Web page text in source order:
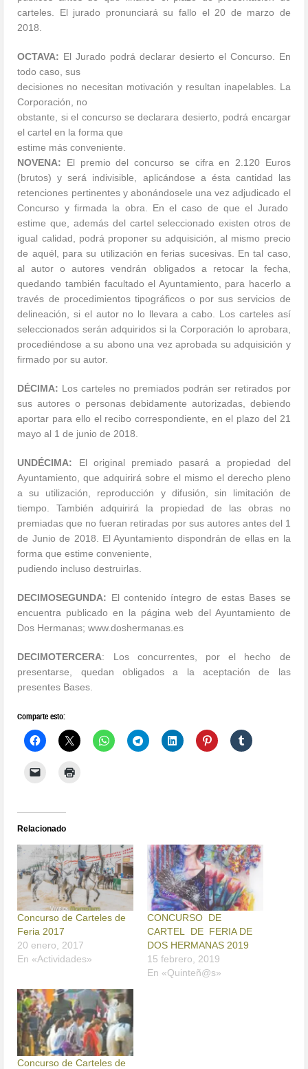
carteles. El jurado pronunciará su fallo el 20 de marzo de
2018.
OCTAVA: El Jurado podrá declarar desierto el Concurso. En
todo caso, sus
decisiones no necesitan motivación y resultan inapelables. La
Corporación, no
obstante, si el concurso se declarara desierto, podrá encargar
el cartel en la forma que
estime más conveniente.
NOVENA: El premio del concurso se cifra en 2.120 Euros
(brutos) y será indivisible, aplicándose a ésta cantidad las
retenciones pertinentes y abonándosele una vez adjudicado el
Concurso y firmada la obra. En el caso de que el Jurado
estime que, además del cartel seleccionado existen otros de
igual calidad, podrá proponer su adquisición, al mismo precio
de aquél, para su utilización en ferias sucesivas. En tal caso,
al autor o autores vendrán obligados a retocar la fecha,
quedando también facultado el Ayuntamiento, para hacerlo a
través de procedimientos tipográficos o por sus servicios de
delineación, si el autor no lo llevara a cabo. Los carteles así
seleccionados serán adquiridos si la Corporación lo aprobara,
procediéndose a su abono una vez aprobada su adquisición y
firmado por su autor.
DÉCIMA: Los carteles no premiados podrán ser retirados por
sus autores o personas debidamente autorizadas, debiendo
aportar para ello el recibo correspondiente, en el plazo del 21
mayo al 1 de junio de 2018.
UNDÉCIMA: El original premiado pasará a propiedad del
Ayuntamiento, que adquirirá sobre el mismo el derecho pleno
a su utilización, reproducción y difusión, sin limitación de
tiempo. También adquirirá la propiedad de las obras no
premiadas que no fueran retiradas por sus autores antes del 1
de Junio de 2018. El Ayuntamiento dispondrán de ellas en la
forma que estime conveniente,
pudiendo incluso destruirlas.
DECIMOSEGUNDA: El contenido íntegro de estas Bases se
encuentra publicado en la página web del Ayuntamiento de
Dos Hermanas; www.doshermanas.es
DECIMOTERCERA: Los concurrentes, por el hecho de
presentarse, quedan obligados a la aceptación de las
presentes Bases.
Comparte esto:
Relacionado
Concurso de Carteles de
Feria 2017
20 enero, 2017
En «Actividades»
CONCURSO DE
CARTEL DE FERIA DE
DOS HERMANAS 2019
15 febrero, 2019
En «Quinteñ@s»
Concurso de Carteles de